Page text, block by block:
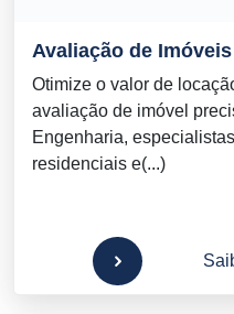
Avaliação de
Otimize o valor de
avaliação de imóvel
Engenharia,
residenciais e(...)